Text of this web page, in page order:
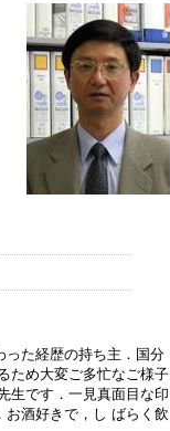
た経歴の持ち主．国分
ため大変ご多忙なご様子
生です．一見真面目な印
酒好きで，し ばらく飲